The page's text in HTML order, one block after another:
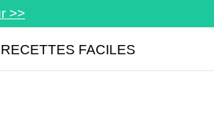
>>
FACILES